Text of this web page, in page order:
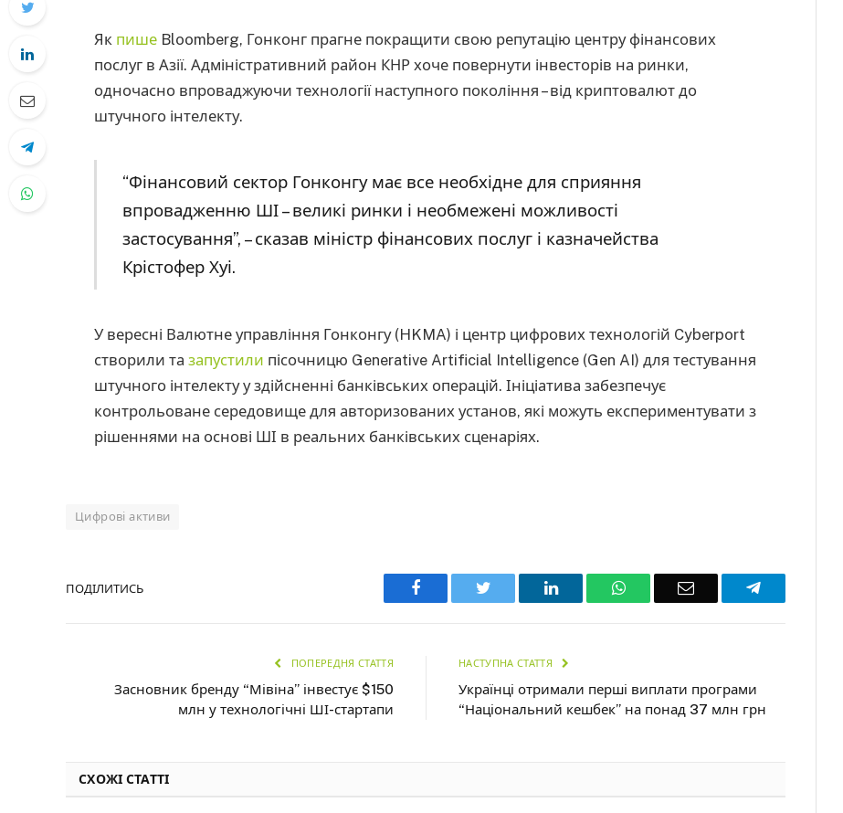
Як пише Bloomberg, Гонконг прагне покращити свою репутацію центру фінансових
послуг в Азії. Адміністративний район КНР хоче повернути інвесторів на ринки,
одночасно впроваджуючи технології наступного покоління – від криптовалют до
штучного інтелекту.
“Фінансовий сектор Гонконгу має все необхідне для сприяння
впровадженню ШІ – великі ринки і необмежені можливості
застосування”, – сказав міністр фінансових послуг і казначейства
Крістофер Хуі.
У вересні Валютне управління Гонконгу (HKMA) і центр цифрових технологій Cyberport
створили та запустили пісочницю Generative Artificial Intelligence (Gen AI) для тестування
штучного інтелекту у здійсненні банківських операцій. Ініціатива забезпечує
контрольоване середовище для авторизованих установ, які можуть експериментувати з
рішеннями на основі ШІ в реальних банківських сценаріях.
Цифрові активи
ПОДІЛИТИСЬ Facebook Twitter LinkedIn WhatsAppEmail Telegram
ПОПЕРЕДНЯ СТАТТЯ
Засновник бренду “Мівіна” інвестує $150
млн у технологічні ШІ-стартапи
НАСТУПНА СТАТТЯ
Українці отримали перші виплати програми
“Національний кешбек” на понад 37 млн грн
СХОЖІ СТАТТІ